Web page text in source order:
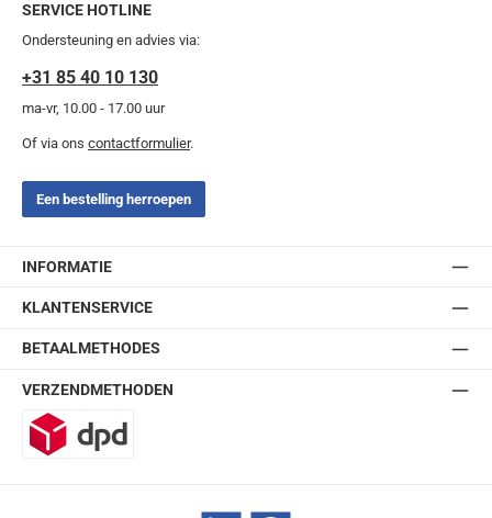
SERVICE HOTLINE
Ondersteuning en advies via:
+31 85 40 10 130
ma-vr, 10.00 - 17.00 uur
Of via ons contactformulier.
Een bestelling herroepen
INFORMATIE
KLANTENSERVICE
BETAALMETHODES
VERZENDMETHODEN